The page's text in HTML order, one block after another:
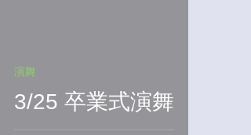
3/25 卒業式演舞
演舞